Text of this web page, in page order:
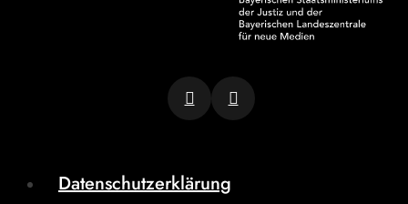
Datenschutzerklärung